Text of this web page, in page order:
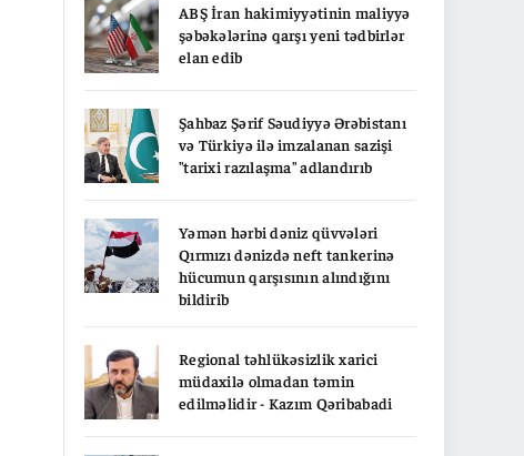
ABŞ İran hakimiyyətinin maliyyə
şəbəkələrinə qarşı yeni tədbirlər
elan edib
Şahbaz Şərif Səudiyyə Ərəbistanı
və Türkiyə ilə imzalanan sazişi
"tarixi razılaşma" adlandırıb
Yəmən hərbi dəniz qüvvələri
Qırmızı dənizdə neft tankerinə
hücumun qarşısının alındığını
bildirib
Regional təhlükəsizlik xarici
müdaxilə olmadan təmin
edilməlidir - Kazım Qəribabadi